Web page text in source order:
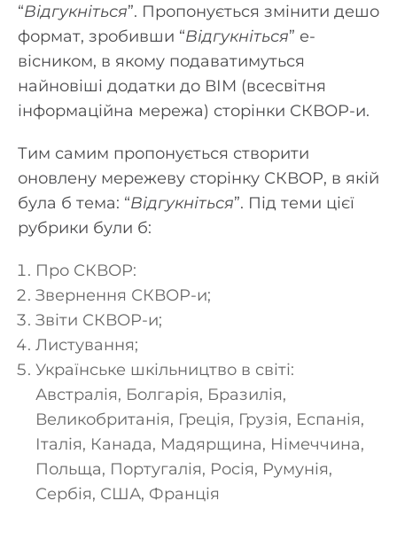
“Відгукніться”. Пропонується змінити дешо
формат, зробивши “Відгукніться” е-
вісником, в якому подаватимуться
найновіші додатки до ВІМ (всесвітня
інформаційна мережа) сторінки СКВОР-и.
Тим самим пропонується створити
оновлену мережеву сторінку СКВОР, в якій
була б тема: “Відгукніться”. Під теми цієї
рубрики були б:
Про СКВОР:
Звернення СКВОР-и;
Звіти СКВОР-и;
Листування;
Українське шкільництво в світі:
Австралія, Болгарія, Бразилія,
Великобританія, Греція, Грузія, Еспанія,
Італія, Канада, Мадярщина, Німеччина,
Польща, Португалія, Росія, Румунія,
Сербія, США, Франція